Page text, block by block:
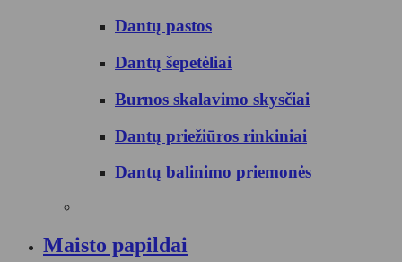
Dantų pastos
Dantų šepetėliai
Burnos skalavimo skysčiai
Dantų priežiūros rinkiniai
Dantų balinimo priemonės
Maisto papildai